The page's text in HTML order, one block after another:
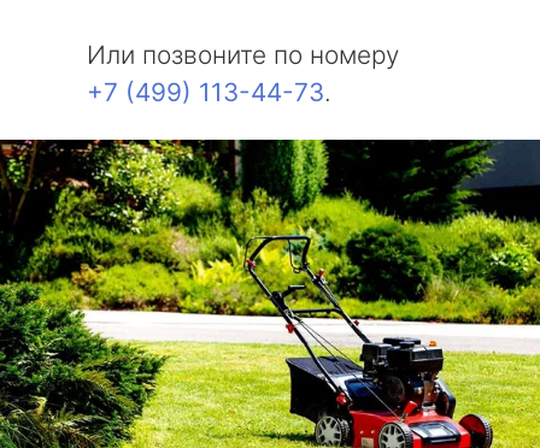
Или позвоните по номеру
+7 (499) 113-44-73.